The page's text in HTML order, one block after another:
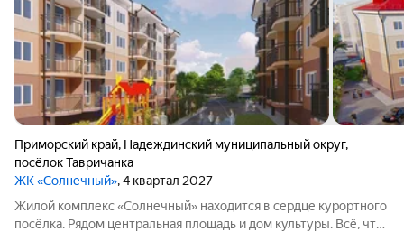
Приморский край, Надеждинский муниципальный округ,
посёлок Тавричанка
ЖК «Солнечный», 4 квартал 2027
Жилой комплекс «Солнечный» находится в сердце курортного
посёлка. Рядом центральная площадь и дом культуры. Всё, что